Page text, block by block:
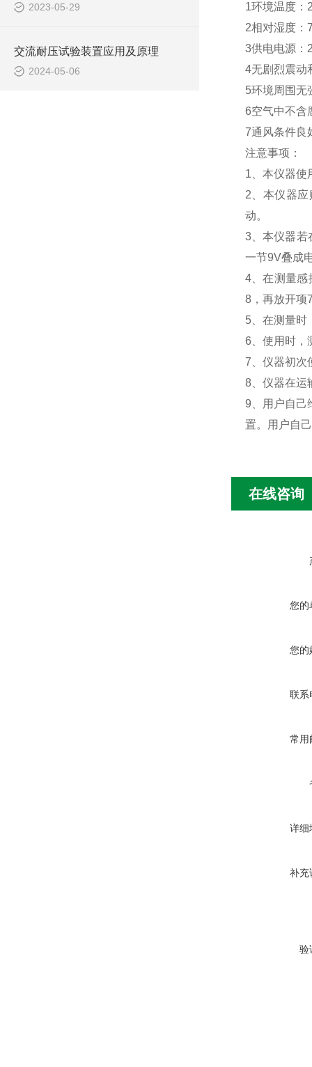
2023-05-29
交流耐压试验装置应用及原理
2024-05-06
1环境温度
2相对湿度：
3供电电源：
4无剧烈震动
5环境周围无
6空气中不含
7通风条件良
注意事项：
1、本仪器使
2、本仪器
动。
3、本仪器若
一节9V叠成
4、在测量感
8，再放开项
5、在测量时
6、使用时，
7、仪器初次
8、仪器在运
9、用户自己
置。用户自
在线咨询
您的
您的
联系
常用
详细
补充
验